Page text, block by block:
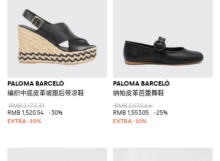
PALOMA BARCELÒ
编织中底皮革坡跟后带凉鞋
RMB 2,172.31
RMB 1,520.54
-30%
PALOMA BARCELÒ
纳帕皮革芭蕾舞鞋
RMB 2,070.66
RMB 1,553.05
-25%